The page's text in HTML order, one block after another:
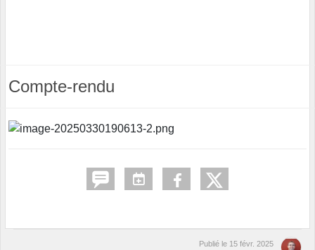
Compte-rendu
Publié le 15 févr. 2025